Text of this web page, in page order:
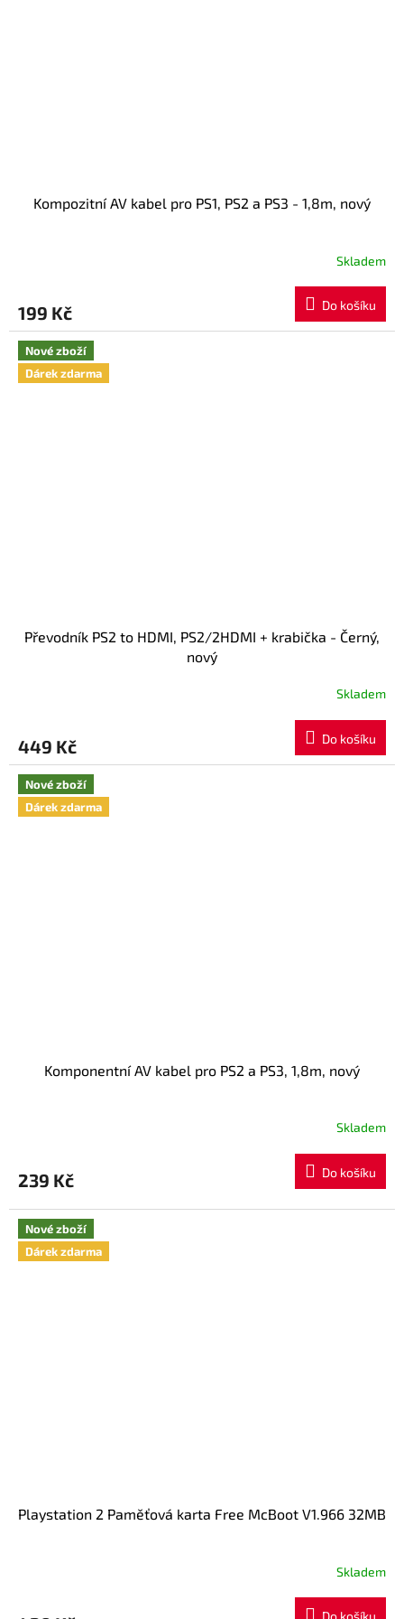
Kompozitní AV kabel pro PS1, PS2 a PS3 - 1,8m, nový
je
5,0
5
hvězdiček.
Skladem
199 Kč Do košíku
Nové zboží
Dárek zdarma
Převodník PS2 to HDMI, PS2/2HDMI + krabička - Černý,
nový
Skladem
449 Kč Do košíku
Nové zboží
Dárek zdarma
Komponentní AV kabel pro PS2 a PS3, 1,8m, nový
je
z
hvězdiček.
Skladem
239 Kč Do košíku
Nové zboží
Dárek zdarma
Playstation 2 Paměťová karta Free McBoot V1.966 32MB
Skladem